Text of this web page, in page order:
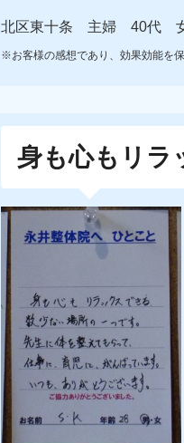
北区東十条 主婦 40代
※お客様の感想であり、効果効能を
身も心もリラ